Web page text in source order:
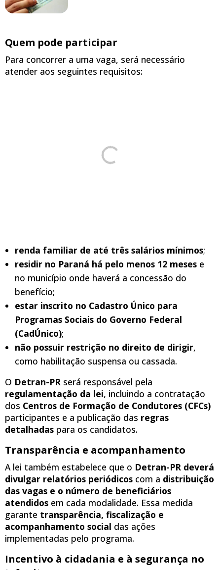
Quem pode participar
Para concorrer a uma vaga, será necessário
atender aos seguintes requisitos:
renda familiar de até três salários mínimos;
residir no Paraná há pelo menos 12 meses e
no município onde haverá a concessão do
benefício;
estar inscrito no Cadastro Único para
Programas Sociais do Governo Federal
(CadÚnico);
não possuir restrição no direito de dirigir,
como habilitação suspensa ou cassada.
O Detran-PR será responsável pela
regulamentação da lei, incluindo a contratação
dos Centros de Formação de Condutores (CFCs)
participantes e a publicação das regras
detalhadas para os candidatos.
Transparência e acompanhamento
A lei também estabelece que o Detran-PR deverá
divulgar relatórios periódicos com a distribuição
das vagas e o número de beneficiários
atendidos em cada modalidade. Essa medida
garante transparência, fiscalização e
acompanhamento social das ações
implementadas pelo programa.
Incentivo à cidadania e à segurança no